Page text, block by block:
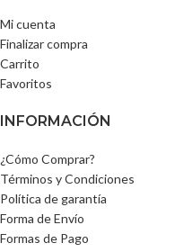
Mi cuenta
Finalizar compra
Carrito
Favoritos
INFORMACIÓN
¿Cómo Comprar?
Términos y Condiciones
Política de garantía
Forma de Envío
Formas de Pago